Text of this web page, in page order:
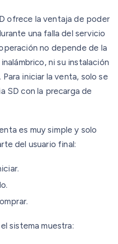
ofrece la ventaja de poder
una falla del servicio
no depende de la
ni su instalación
iniciar la venta, solo se
SD con la precarga de
es muy simple y solo
del usuario final:
sistema muestra: